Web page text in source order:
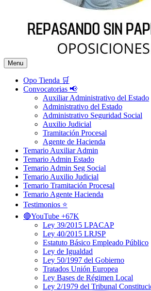
Menu
Opo Tienda 🛒
Convocatorias 📢
Auxiliar Administrativo del Estado
Administrativo del Estado
Administrativo Seguridad Social
Auxilio Judicial
Tramitación Procesal
Agente de Hacienda
Temario Auxiliar Admin
Temario Admin Estado
Temario Admin Seg Social
Temario Auxilio Judicial
Temario Tramitación Procesal
Temario Agente Hacienda
Testimonios ⭐️
🔴YouTube +67K
Ley 39/2015 LPACAP
Ley 40/2015 LRJSP
Estatuto Básico Empleado Público
Ley de Igualdad
Ley 50/1997 del Gobierno
Tratados Unión Europea
Ley Bases de Régimen Local
Ley 2/1979 del Tribunal